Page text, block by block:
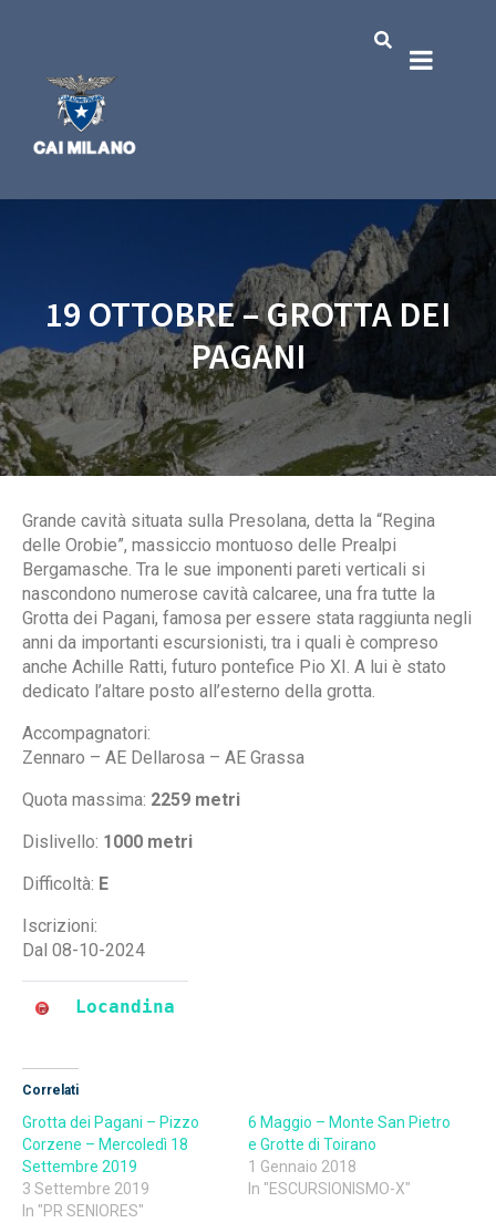
19 OTTOBRE – GROTTA DEI
PAGANI
Grande cavità situata sulla Presolana, detta la “Regina
delle Orobie”, massiccio montuoso delle Prealpi
Bergamasche. Tra le sue imponenti pareti verticali si
nascondono numerose cavità calcaree, una fra tutte la
Grotta dei Pagani, famosa per essere stata raggiunta negli
anni da importanti escursionisti, tra i quali è compreso
anche Achille Ratti, futuro pontefice Pio XI. A lui è stato
dedicato l’altare posto all’esterno della grotta.
Accompagnatori:
Zennaro – AE Dellarosa – AE Grassa
Quota massima: 2259 metri
Dislivello: 1000 metri
Difficoltà: E
Iscrizioni:
Dal 08-10-2024
Locandina
Correlati
Grotta dei Pagani – Pizzo
Corzene – Mercoledì 18
Settembre 2019
3 Settembre 2019
In "PR SENIORES"
6 Maggio – Monte San Pietro
e Grotte di Toirano
1 Gennaio 2018
In "ESCURSIONISMO-X"